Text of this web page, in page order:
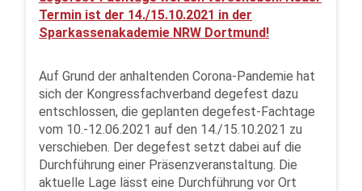
Termin ist der 14./15.10.2021 in der
Sparkassenakademie NRW Dortmund!
Auf Grund der anhaltenden Corona-Pandemie hat
sich der Kongressfachverband degefest dazu
entschlossen, die geplanten degefest-Fachtage
vom 10.-12.06.2021 auf den 14./15.10.2021 zu
verschieben. Der degefest setzt dabei auf die
Durchführung einer Präsenzveranstaltung. Die
aktuelle Lage lässt eine Durchführung vor Ort